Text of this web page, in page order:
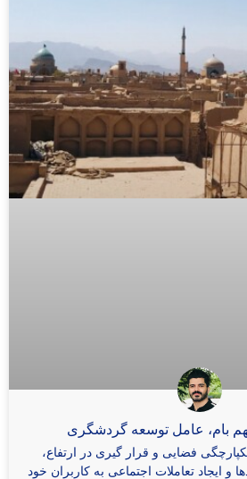
بام، عامل توسعه گردشگری
فضایی و قرار گیری در ارتفاع،
و ایجاد تعاملات اجتماعی به کاربران خود